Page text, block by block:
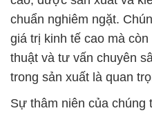
chuẩn nghiêm ngặt.
giá trị kinh tế cao mà
thuật và tư vấn chuyên
trong sản xuất là quan
Sự thâm niên của chúng